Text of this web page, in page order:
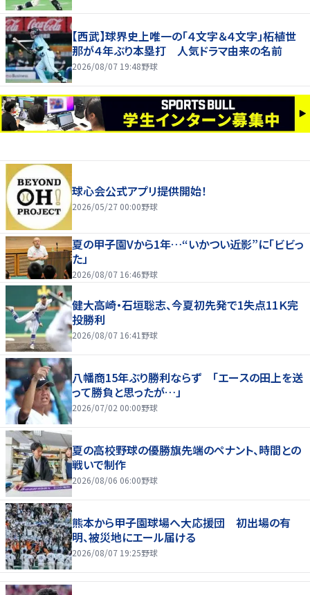
【西武】球界史上唯一の「４文字＆４文字」柘植世
那が４年ぶり本塁打 人気ドラマ由来の名前
2026/08/07 19:48野球
球心会公式アプリ提供開始！
2026/05/27 00:00野球
夏の甲子園Vから1年…“いかつい近影”に「ビビっ
た」
2026/08/07 16:46野球
健大高崎・石垣聡志、今夏初先発で1失点11Ｋ完
投勝利
2026/08/07 16:41野球
八幡商15年ぶり勝利ならず 「エースの田上を送
って勝負と思ったが…」
2026/07/02 00:00野球
夏の高校野球の優勝旗先端のペナント、時間との
戦いで制作
2026/08/06 06:00野球
熊本から甲子園球場へ大応援団 初出場の有
明、被災地にエール届ける
2026/08/07 19:25野球